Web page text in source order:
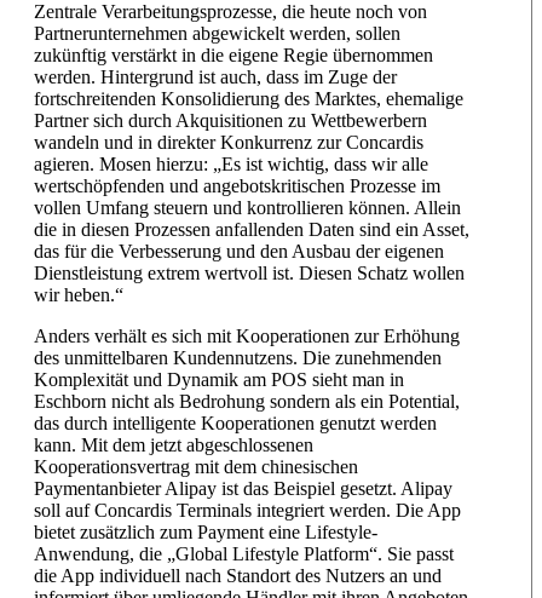
Zentrale Verarbeitungsprozesse, die heute noch von
Partnerunternehmen abgewickelt werden, sollen
zukünftig verstärkt in die eigene Regie übernommen
werden. Hintergrund ist auch, dass im Zuge der
fortschreitenden Konsolidierung des Marktes, ehemalige
Partner sich durch Akquisitionen zu Wettbewerbern
wandeln und in direkter Konkurrenz zur Concardis
agieren. Mosen hierzu: „Es ist wichtig, dass wir alle
wertschöpfenden und angebotskritischen Prozesse im
vollen Umfang steuern und kontrollieren können. Allein
die in diesen Prozessen anfallenden Daten sind ein Asset,
das für die Verbesserung und den Ausbau der eigenen
Dienstleistung extrem wertvoll ist. Diesen Schatz wollen
wir heben.“
Anders verhält es sich mit Kooperationen zur Erhöhung
des unmittelbaren Kundennutzens. Die zunehmenden
Komplexität und Dynamik am POS sieht man in
Eschborn nicht als Bedrohung sondern als ein Potential,
das durch intelligente Kooperationen genutzt werden
kann. Mit dem jetzt abgeschlossenen
Kooperationsvertrag mit dem chinesischen
Paymentanbieter Alipay ist das Beispiel gesetzt. Alipay
soll auf Concardis Terminals integriert werden. Die App
bietet zusätzlich zum Payment eine Lifestyle-
Anwendung, die „Global Lifestyle Platform“. Sie passt
die App individuell nach Standort des Nutzers an und